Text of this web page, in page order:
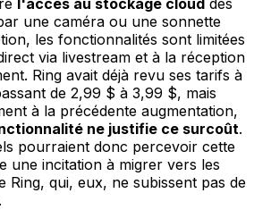
une caméra ou une sonnette
les fonctionnalités sont limitées
via livestream et à la réception
Ring avait déjà revu ses tarifs à
de 2,99 $ à 3,99 $, mais
à la précédente augmentation,
ne justifie ce surcoût.
pourraient donc percevoir cette
une incitation à migrer vers les
Ring, qui, eux, ne subissent pas de